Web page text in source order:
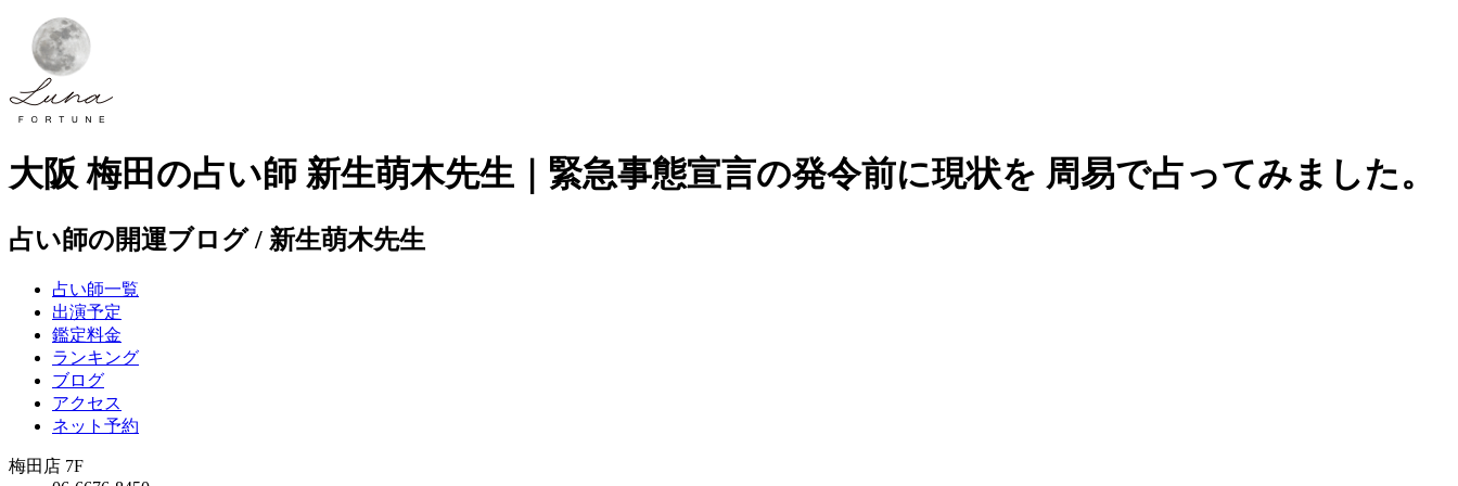
大阪 梅田の占い師 新生萌木先生｜緊急事態宣言の発令前に現状を 周易で占ってみました。
占い師の開運ブログ / 新生萌木先生
占い師一覧
出演予定
鑑定料金
ランキング
ブログ
アクセス
ネット予約
梅田店 7F